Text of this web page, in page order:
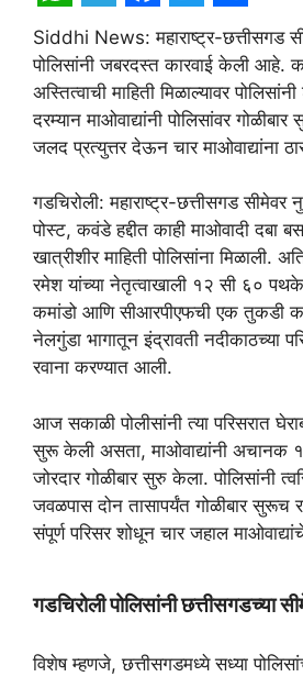
W
h
a
t
s
A
p
p
T
e
l
e
g
r
a
m
F
a
c
e
b
o
o
k
T
w
i
t
t
e
r
S
h
a
r
e
Siddhi News: महाराष्ट्र-छत्तीसगड
पोलिसांनी जबरदस्त कारवाई केली आहे.
अस्तित्वाची माहिती मिळाल्यावर
दरम्यान माओवाद्यांनी पोलिसांवर
जलद प्रत्युत्तर देऊन चार माओवाद्यांना
गडचिरोली: महाराष्ट्र-छत्तीसगड
पोस्ट, कवंडे हद्दीत काही माओवादी दबा
खात्रीशीर माहिती पोलिसांना मिळाली.
रमेश यांच्या नेतृत्वाखाली १२ सी ६०
कमांडो आणि सीआरपीएफची एक तुकडी
नेलगुंडा भागातून इंद्रावती नदीकाठच्या
रवाना करण्यात आली.
आज सकाळी पोलीसांनी त्या परिसरात
सुरू केली असता, माओवाद्यांनी अचानक
जोरदार गोळीबार सुरु केला. पोलिसांनी
जवळपास दोन तासापर्यंत गोळीबार सुरूच
संपूर्ण परिसर शोधून चार जहाल
गडचिरोली पोलिसांनी छत्तीसगडच्या
विशेष म्हणजे, छत्तीसगडमध्ये सध्या